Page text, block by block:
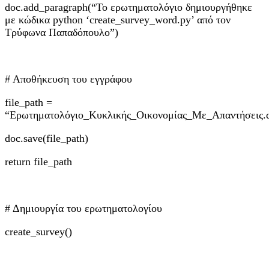
doc.add_paragraph(“To ερωτηματολόγιο δημιουργήθηκε
με κώδικα python ‘create_survey_word.py’ από τον
Τρύφωνα Παπαδόπουλο”)
# Αποθήκευση του εγγράφου
file_path =
doc.save(file_path)
return file_path
# Δημιουργία του ερωτηματολογίου
create_survey()